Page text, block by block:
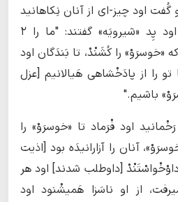
اود چیز-ای از آنان نِکاهانید
اود مِهسالاران بازآمدند اود پِد «شیرویَه» گفتند: "ما را ۲
«خوسرَوْ» را کُشَنْدْ، تا بَندَگان اود
تو را از پادَخْشاهی هَیالانیم [عزل
باشیم."
اود فْرَماد تا «خوسرَوْ» را
آنان را آزارانیدَه بود [اذیت
[داوطلب شدند] اود هر
از او ناسَزا هَمیشْنود اود